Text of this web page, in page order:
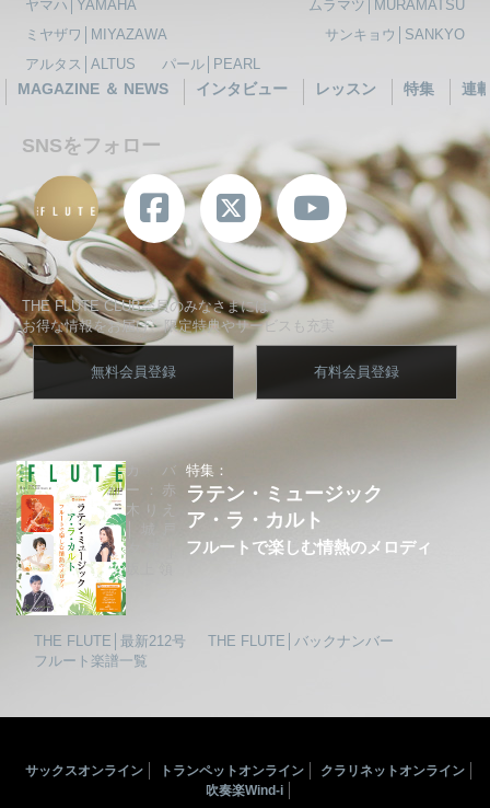
ヤマハ│YAMAHA
ムラマツ│MURAMATSU
ミヤザワ│MIYAZAWA
サンキョウ│SANKYO
アルタス│ALTUS
パール│PEARL
MAGAZINE ＆ NEWS インタビュー レッスン 特集 連
SNSをフォロー
THE FLUTE CLUB会員のみなさまには、
お得な情報をお届け、限定特典やサービスも充実
無料会員登録 有料会員登録
特集：
ラテン・ミュージック
ア・ラ・カルト
フルートで楽しむ情熱のメロディ
カバ
ー：赤
木りえ
THE FLUTE│最新212号
THE FLUTE│バックナンバー
フルート楽譜一覧
サックスオンライン トランペットオンライン
クラリネットオンライン
吹奏楽Wind-i